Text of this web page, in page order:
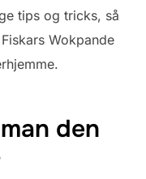
tips og tricks, så
Wokpande
den